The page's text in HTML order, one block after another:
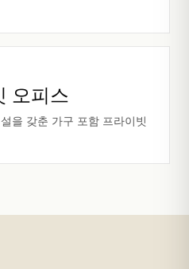
오피스
을 갖춘 가구 포함 프라이빗